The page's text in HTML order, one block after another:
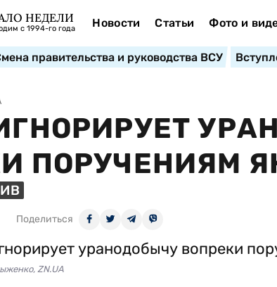
НЕДЕЛИ
с 1994-го года Новости Статьи Фото и
правительства и руководства ВСУ
ПОРУЧЕНИЯМ
Поделиться
ZN.UA